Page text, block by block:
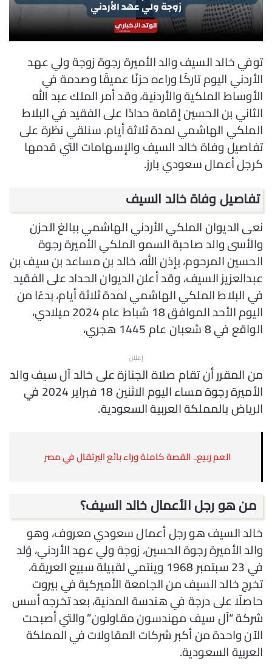
توفي خالد السيف والد الأميرة رجوة زوجة ولي عهد
الأردني اليوم تاركًا وراءه حزنًا عميقًا وصدمة في
الأوساط الملكية والأردنية، وقد أمر الملك عبد الله
الثاني بن الحسين إقامة حدادًا على الفقيد في البلاط
الملكي الهاشمي لمدة ثلاثة أيام. سنلقي نظرة على
تفاصيل وفاة خالد السيف والإسهامات التي قدمها
كرجل أعمال سعودي بارز.
تفاصيل وفاة خالد السيف
نعى الديوان الملكي الأردني الهاشمي ببالغ الحزن
والأسى والد صاحبة السمو الملكي الأميرة رجوة
الحسين المرحوم، بإذن الله، خالد بن مساعد بن سيف بن
عبدالعزيز السيف، وقد أعلن الديوان الحداد على الفقيد
في البلاط الملكي الهاشمي لمدة ثلاثة أيام، بدءًا من
اليوم الأحد الموافق 18 شباط عام 2024 ميلادي،
الواقع في 8 شعبان عام 1445 هجري،
إعلان
من المقرر أن تقام صلاة الجنازة على خالد آل سيف والد
الأميرة رجوة مساء اليوم الاثنين 18 فبراير 2024 في
الرياض بالمملكة العربية السعودية.
العم ربيع.. القصة كاملة وراء بائع البرتقال في مصر
من هو رجل الأعمال خالد السيف؟
خالد السيف هو رجل أعمال سعودي معروف، وهو
والد الأميرة رجوة الحسين، زوجة ولي عهد الأردني، وُلد
في 23 سبتمبر 1968 وينتمي لقبيلة سبيع العريقة،
تخرج خالد السيف من الجامعة الأميركية في بيروت
حاصلًا على درجة في هندسة المدنية، بعد تخرجه أسس
شركة “آل سيف مهندسون مقاولون” والتي أصبحت
الآن واحدة من أكبر شركات المقاولات في المملكة
العربية السعودية.